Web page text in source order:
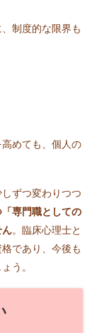
制度的な限界も
めても、個人の
ずつ変わりつつ
専門職としての
ん。臨床心理士と
であり、今後も
う。